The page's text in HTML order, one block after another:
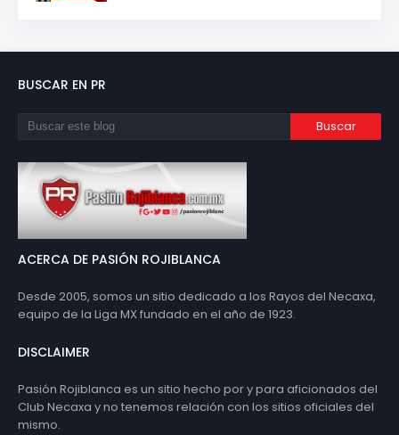
BUSCAR EN PR
ACERCA DE PASIÓN ROJIBLANCA
Desde 2005, somos un sitio dedicado a los Rayos del Necaxa,
equipo de la Liga MX fundado en el año de 1923.
DISCLAIMER
Pasión Rojiblanca es un sitio hecho por y para aficionados del
Club Necaxa y no tenemos relación con los sitios oficiales del
mismo.